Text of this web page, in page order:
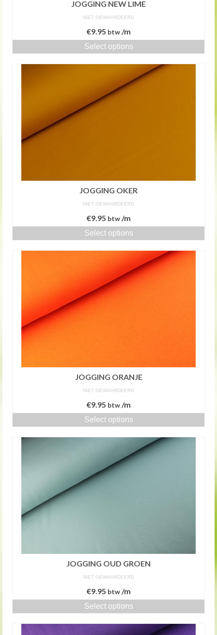
JOGGING NEW LIME
NIET GEWAARDEERD
€9.95 btw/m
Select options
JOGGING OKER
NIET GEWAARDEERD
€9.95 btw/m
Select options
JOGGING ORANJE
NIET GEWAARDEERD
€9.95 btw/m
Select options
JOGGING OUD GROEN
NIET GEWAARDEERD
€9.95 btw/m
Select options